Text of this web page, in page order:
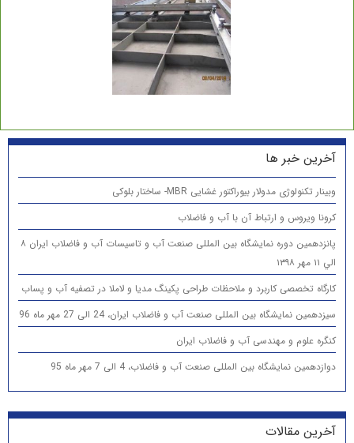
آخرین خبر ها
وبینار تکنولوژی مدولار بیوراکتور غشایی MBR- ساختار بلوکی
کرونا ویروس و ارتباط آن با آب و فاضلاب
پانزدهمين دوره نمایشگاه بین المللی صنعت آب و تاسیسات آب و فاضلاب ایران ۸
الي ۱۱ مهر ۱۳۹۸
کارگاه تخصصی کاربرد و ملاحظات طراحی پکینگ مدیا و لاملا در تصفیه آب و پساب
سیزدهمین نمایشگاه بین المللی صنعت آب و فاضلاب ایران، 24 الی 27 مهر ماه 96
کنگره علوم و مهندسی آب و فاضلاب ایران
دوازدهمین نمایشگاه بین المللی صنعت آب و فاضلاب، 4 الی 7 مهر ماه 95
آخرین مقالات